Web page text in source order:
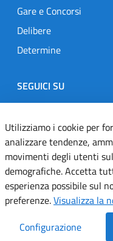
Gare e Concorsi
Delibere
Determine
SEGUICI SU
Designers Italia
Twitter
Dichiarazione di
Informativa cookie
Utilizziamo i cookie per
analizzare tendenze,
movimenti degli utenti
demografiche. Accetta
esperienza possibile sul
preferenze.Visualizza la
Configurazione